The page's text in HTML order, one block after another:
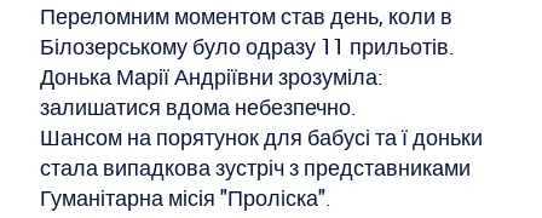
Переломним моментом став день, коли в
Білозерському було одразу 11 прильотів.
Донька Марії Андріївни зрозуміла:
залишатися вдома небезпечно.
Шансом на порятунок для бабусі та ї доньки
стала випадкова зустріч з представниками
Гуманітарна місія "Проліска".